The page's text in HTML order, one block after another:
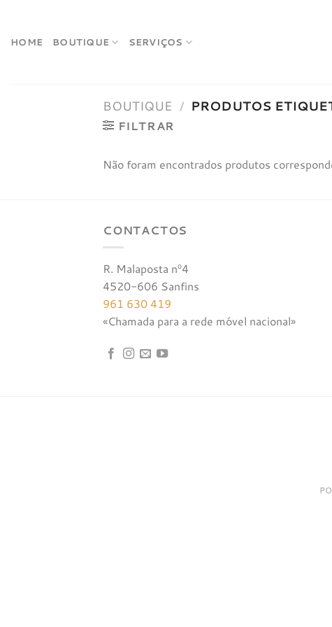
content
HOME BOUTIQUE SERVIÇOS
BOUTIQUE / PRODUTOS
FILTRAR
Não foram encontrados produtos
CONTACTOS
R. Malaposta nº4
4520-606 Sanfins
961 630 419
«Chamada para a rede móvel nacional»